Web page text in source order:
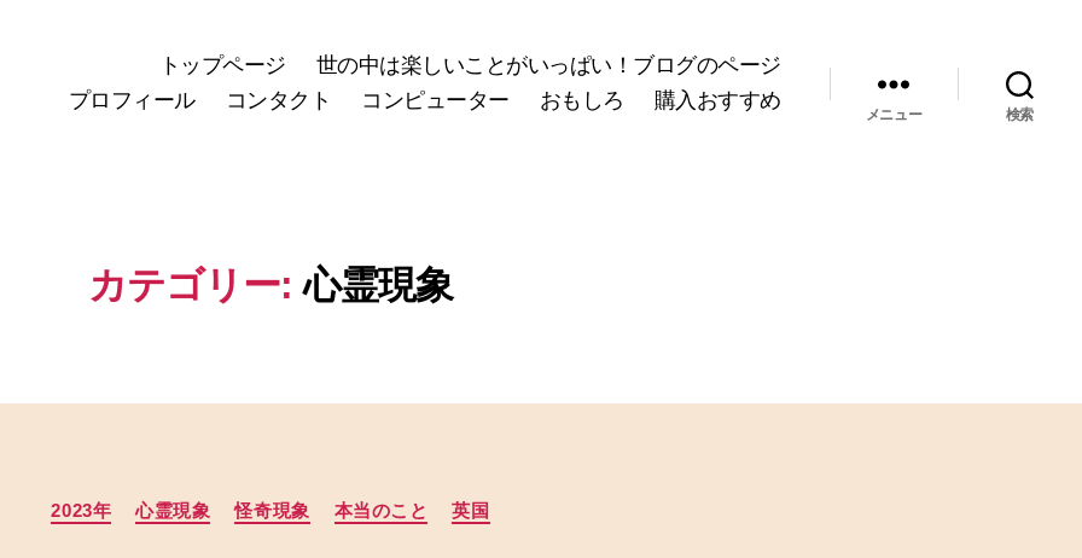
トップページ
世の中は楽しいことがいっぱい！ブログのページ
プロフィール
コンタクト コンピューター おもしろ 購入おすすめ
メニュー 検索
カテゴリー: 心霊現象
カ
テ
2023年 心霊現象 怪奇現象 本当のこと 英国